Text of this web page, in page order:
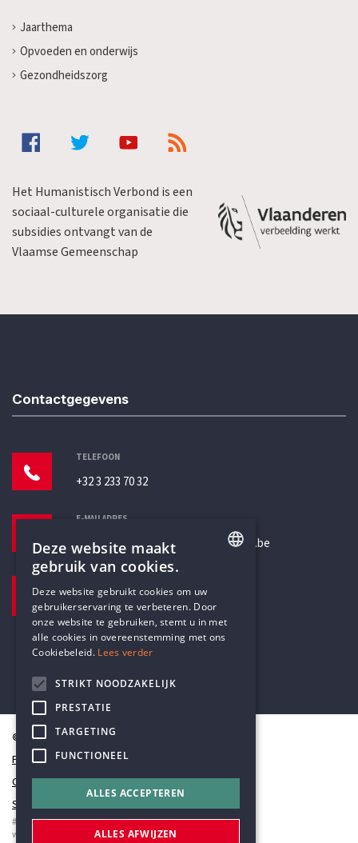
Jaarthema
Opvoeden en onderwijs
Gezondheidszorg
Het Humanistisch Verbond is een
sociaal-culturele organisatie die
subsidies ontvangt van de
Vlaamse Gemeenschap
Contactgegevens
TELEFOON
+32 3 233 70 32
E-MAILADRES
secretariaat@humanistischverbond.be
Pottenbrug 4
Antwerpen, 2000
© Humanistisch Verbond 2026
Privacy
Cookiestatement
Sitemap
#codedwithlove byCodelines
webapplicaties
mobiele apps&maatwerk websites
DUTCH
Deze website maakt
gebruik van cookies.
Deze website gebruikt cookies om uw
gebruikerservaring te verbeteren. Door
onze website te gebruiken, stemt u in met
alle cookies in overeenstemming met ons
Cookiebeleid. Lees verder
STRIKT NOODZAKELIJK
PRESTATIE
TARGETING
FUNCTIONEEL
ALLES ACCEPTEREN
ALLES AFWIJZEN